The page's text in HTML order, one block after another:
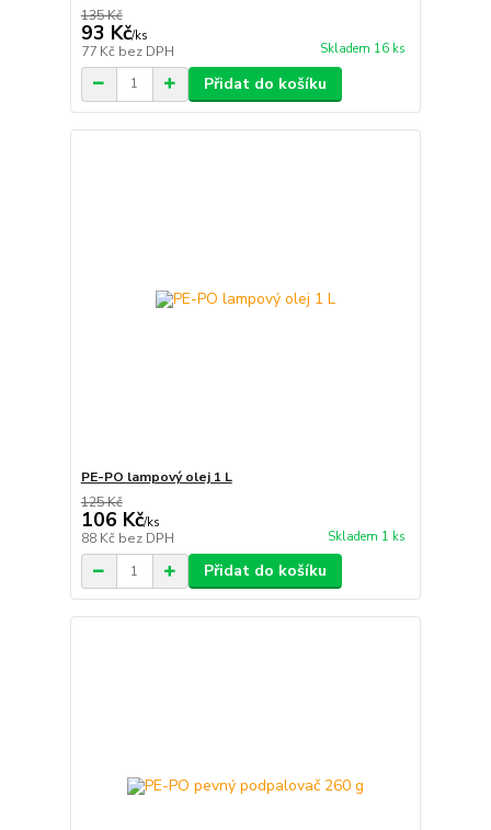
135 Kč
93 Kč/ks
77 Kč bez DPH Skladem 16 ks
Přidat do košíku
PE-PO lampový olej 1 L
125 Kč
106 Kč/ks
88 Kč bez DPH Skladem 1 ks
Přidat do košíku